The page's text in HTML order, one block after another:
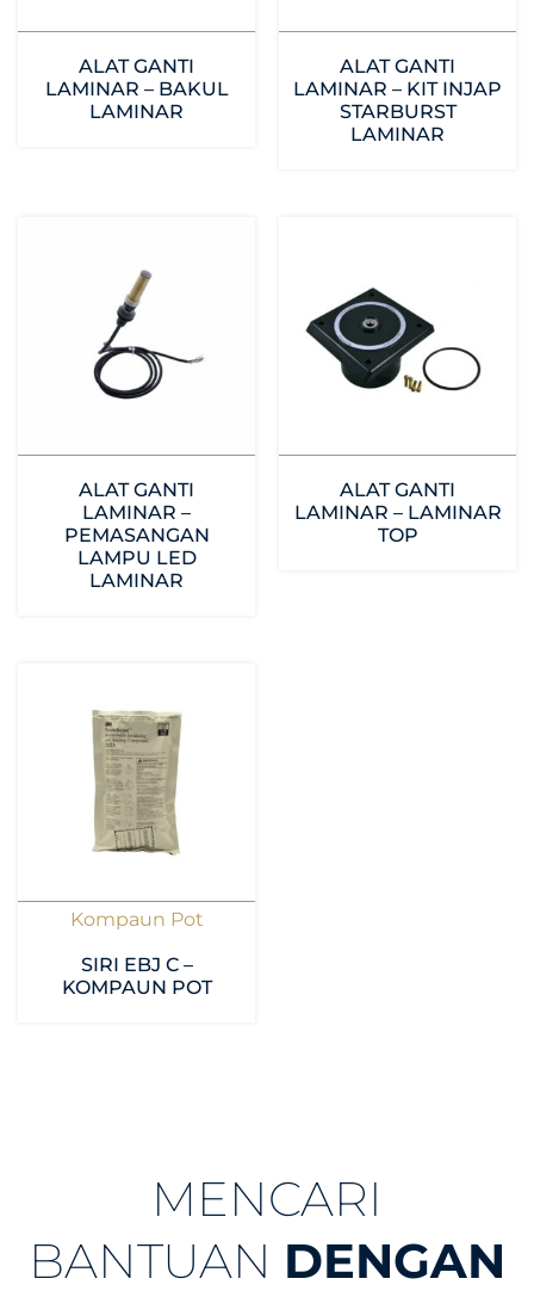
ALAT GANTI
LAMINAR – BAKUL
LAMINAR
ALAT GANTI
LAMINAR – KIT INJAP
STARBURST
LAMINAR
ALAT GANTI
LAMINAR –
PEMASANGAN
LAMPU LED
LAMINAR
ALAT GANTI
LAMINAR – LAMINAR
TOP
Kompaun Pot
SIRI EBJ C –
KOMPAUN POT
MENCARI
BANTUAN DENGAN